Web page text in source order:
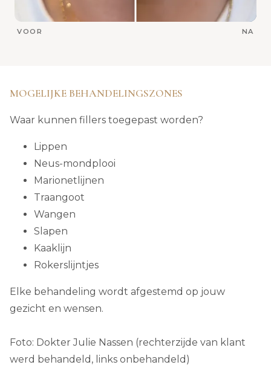
VOOR NA
MOGELIJKE BEHANDELINGSZONES
Waar kunnen fillers toegepast worden?
Lippen
Neus-mondplooi
Marionetlijnen
Traangoot
Wangen
Slapen
Kaaklijn
Rokerslijntjes
Elke behandeling wordt afgestemd op jouw
gezicht en wensen.
Foto: Dokter Julie Nassen (rechterzijde van klant
werd behandeld, links onbehandeld)